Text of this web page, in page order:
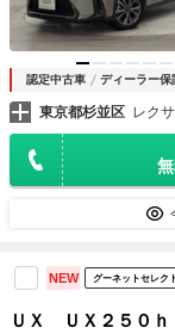
認定中古車 ディーラー保
東京都杉並区 レク
NEW グーネットセレク
ＵＸ ＵＸ２５０